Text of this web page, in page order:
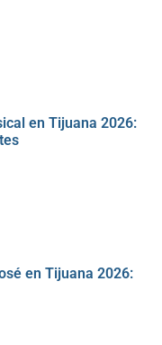
en Tijuana 2026:
en Tijuana 2026: